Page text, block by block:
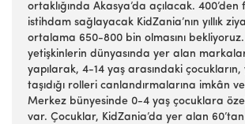
ortaklığında Akasya’da açılacak. 400’den
istihdam sağlayacak KidZania’nın yıllık
ortalama 650-800 bin olmasını bekliyoruz.
yetişkinlerin dünyasında yer alan
yapılarak, 4-14 yaş arasındaki çocukların,
taşıdığı rolleri canlandırmalarına imkân
Merkez bünyesinde 0-4 yaş çocuklara
var. Çocuklar, KidZania’da yer alan